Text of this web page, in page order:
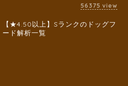
56375 view
【★4.50以上】Sランクのドッグフ
ード解析一覧